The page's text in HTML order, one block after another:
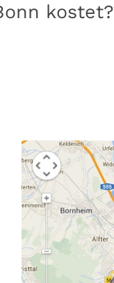
kostet?